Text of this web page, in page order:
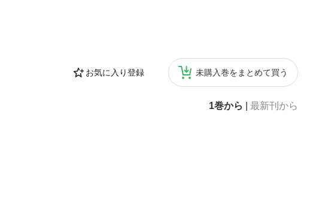
お気に入り登録 未購入巻をまとめて買う
1巻から 最新刊から